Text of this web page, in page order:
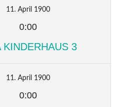
11. April 1900
0:00
KINDERHAUS 3
11. April 1900
0:00